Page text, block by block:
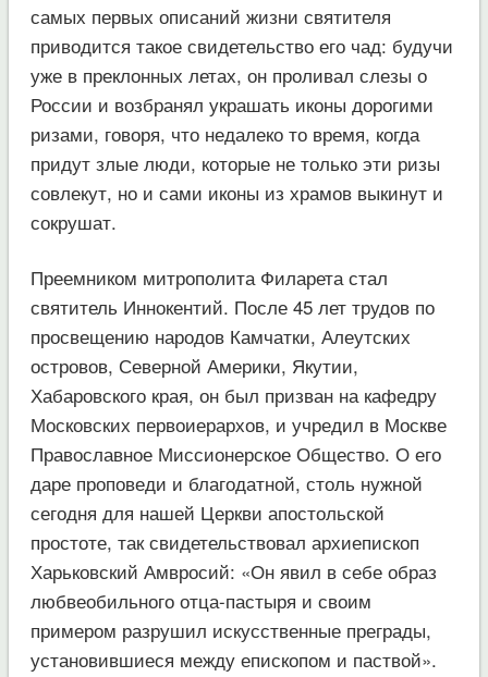
самых первых описаний жизни святителя
приводится такое свидетельство его чад: будучи
уже в преклонных летах, он проливал слезы о
России и возбранял украшать иконы дорогими
ризами, говоря, что недалеко то время, когда
придут злые люди, которые не только эти ризы
совлекут, но и сами иконы из храмов выкинут и
сокрушат.
Преемником митрополита Филарета стал
святитель Иннокентий. После 45 лет трудов по
просвещению народов Камчатки, Алеутских
островов, Северной Америки, Якутии,
Хабаровского края, он был призван на кафедру
Московских первоиерархов, и учредил в Москве
Православное Миссионерское Общество. О его
даре проповеди и благодатной, столь нужной
сегодня для нашей Церкви апостольской
простоте, так свидетельствовал архиепископ
Харьковский Амвросий: «Он явил в себе образ
любвеобильного отца-пастыря и своим
примером разрушил искусственные преграды,
установившиеся между епископом и паствой».